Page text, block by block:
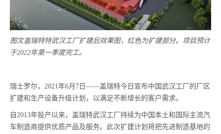
图文盖瑞特特武汉工厂扩建后效果图，红色为扩建部分。项目预计
于2022年第一季度完工。
瑞士罗尔，2021年6月7日——盖瑞特今日宣布中国武汉工厂的厂区
扩建和生产设备升级计划，以满足不断增长的客户需求。
自2013年投产以来，盖瑞特武汉工厂持续为中国本土和国际主流汽
车制造商提供优质产品及服务。此次扩建计划将把先进制造基地的